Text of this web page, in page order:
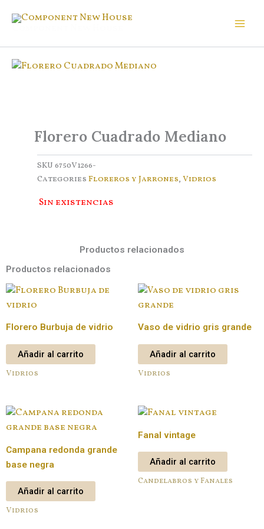
Florero Cuadrado Mediano
SKU 6750V1266-
Categories Floreros y Jarrones, Vidrios
Sin existencias
Productos relacionados
Productos relacionados
Florero Burbuja de vidrio
Añadir al carrito
Vidrios
Vaso de vidrio gris grande
Añadir al carrito
Vidrios
Campana redonda grande
base negra
Añadir al carrito
Vidrios
Fanal vintage
Añadir al carrito
Candelabros y Fanales